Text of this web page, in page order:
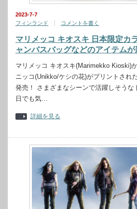
2023-7-7
フィンランド
コメントを書く
マリメッコ キオスキ 日本限定カ
ャンバスバッグなどのアイテムが
マリメッコ キオスキ(Marimekko Kioski)
ニッコ(Unikko/ケシの花)がプリントされ
発売！ さまざまなシーンで活躍しそうな
日でも気…
詳細を見る